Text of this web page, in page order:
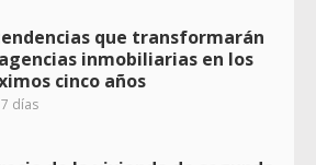
que transformarán
inmobiliarias en los
cinco años
días